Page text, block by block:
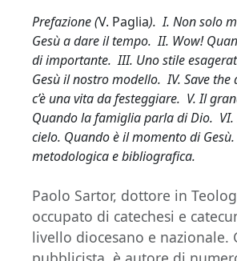
Prefazione (V. Paglia). I. Non solo
Gesù a dare il tempo. II. Wow!
di importante. III. Uno stile
Gesù il nostro modello. IV. Save the
c’è una vita da festeggiare. V. Il
Quando la famiglia parla di Dio. VI.
cielo. Quando è il momento di
metodologica e bibliografica.
Paolo Sartor, dottore in
occupato di catechesi e
livello diocesano e nazionale.